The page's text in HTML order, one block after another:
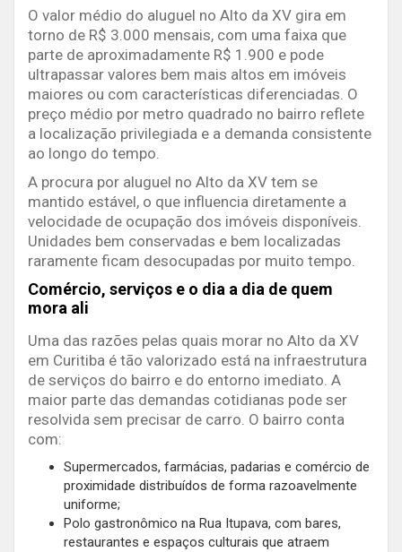
O valor médio do aluguel no Alto da XV gira em
torno de R$ 3.000 mensais, com uma faixa que
parte de aproximadamente R$ 1.900 e pode
ultrapassar valores bem mais altos em imóveis
maiores ou com características diferenciadas. O
preço médio por metro quadrado no bairro reflete
a localização privilegiada e a demanda consistente
ao longo do tempo.
A procura por aluguel no Alto da XV tem se
mantido estável, o que influencia diretamente a
velocidade de ocupação dos imóveis disponíveis.
Unidades bem conservadas e bem localizadas
raramente ficam desocupadas por muito tempo.
Comércio, serviços e o dia a dia de quem
mora ali
Uma das razões pelas quais morar no Alto da XV
em Curitiba é tão valorizado está na infraestrutura
de serviços do bairro e do entorno imediato. A
maior parte das demandas cotidianas pode ser
resolvida sem precisar de carro. O bairro conta
com:
Supermercados, farmácias, padarias e comércio de
proximidade distribuídos de forma razoavelmente
uniforme;
Polo gastronômico na Rua Itupava, com bares,
restaurantes e espaços culturais que atraem